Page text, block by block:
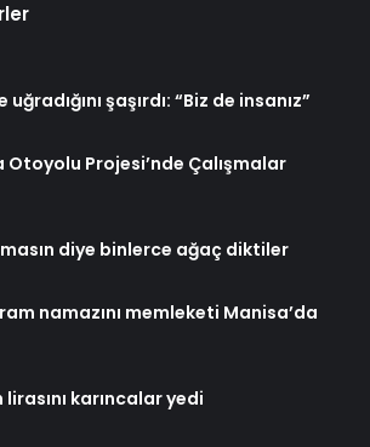
uğradığını şaşırdı: “Biz de insanız”
Projesi’nde Çalışmalar
diye binlerce ağaç diktiler
namazını memleketi Manisa’da
karıncalar yedi